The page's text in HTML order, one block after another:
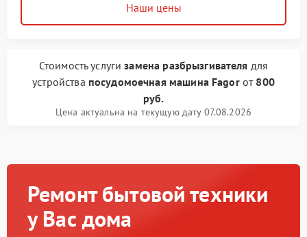
Наши цены
Стоимость услугизамена разбрызгивателя для
устройства посудомоечная машина Fagorот 800
руб.
Цена актуальна на текущую дату 07.08.2026
Ремонт бытовой техники
у Вас дома